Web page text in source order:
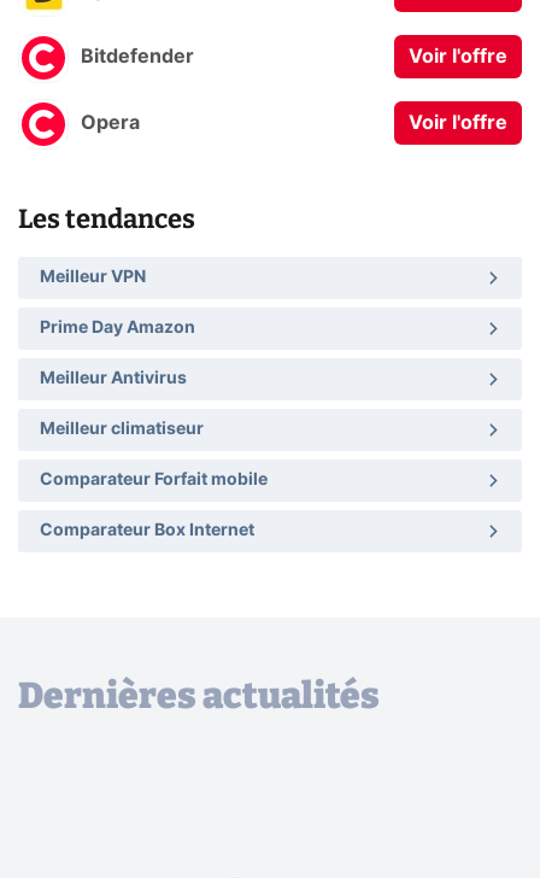
Bitdefender Voir l'offre
Opera Voir l'offre
Les tendances
Meilleur VPN
Prime Day Amazon
Meilleur Antivirus
Meilleur climatiseur
Comparateur Forfait mobile
Comparateur Box Internet
Dernières actualités